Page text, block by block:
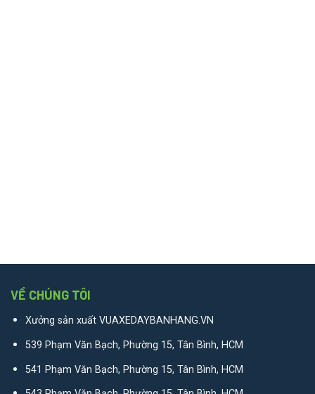
VỀ CHÚNG TÔI
Xưởng sản xuất VUAXEDAYBANHANG.VN
539 Phạm Văn Bạch, Phường 15, Tân Bình, HCM
541 Phạm Văn Bạch, Phường 15, Tân Bình, HCM